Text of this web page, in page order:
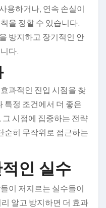
용하거나, 연속 손실이
을 정할 수 있습니다.
방지하고 장기적인 안
다.
과적인 진입 시점을 찾
특정 조건에서 더 좋은
시점에 집중하는 전략
순히 무작위로 접근하는
인 실수
이 저지르는 실수들이
알고 방지하면 더 효과